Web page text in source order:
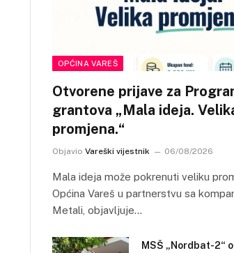
OPĆINA VAREŠ
Otvorene prijave za
grantova „Mala ideja.
promjena.“
Objavio Vareški vijestnik 06/08/2026
Mala ideja može pokrenuti veliku
Općina Vareš u partnerstvu sa
Metali, objavljuje…
MSŠ „Nordbat-2“